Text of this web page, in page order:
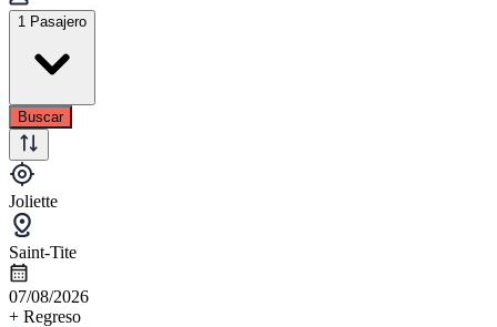
1 Pasajero
Buscar
Joliette
Saint-Tite
07/08/2026
+ Regreso